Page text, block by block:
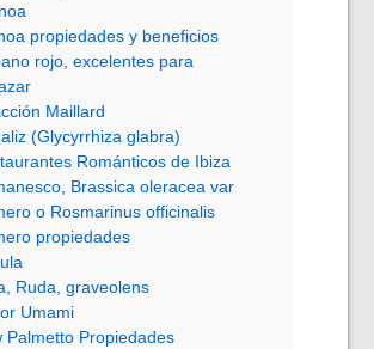
propiedades y beneficios
rojo, excelentes para
Maillard
(Glycyrrhiza glabra)
Románticos de Ibiza
Brassica oleracea var
o Rosmarinus officinalis
propiedades
Ruda, graveolens
Umami
Palmetto Propiedades